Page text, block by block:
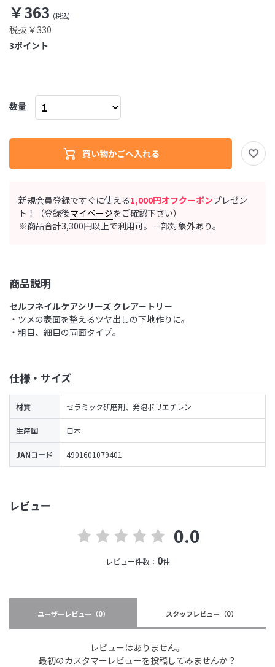
レビュー
0.0
レビュー件数： 0件
ユーザーレビュー （0） スタッフレビュー （0）
レビューはありません。
最初のカスタマーレビューを投稿してみませんか？
新規会員登録ですぐに使える1,000円オフクーポンプレゼン
ト！（登録後マイページをご確認下さい）
※商品合計3,300円以上で利用可。一部対象外あり。
商品説明
セルフネイルケアシリーズ クレアートリー
・ツメの表面を整えるツヤ出しの下地作りに。
・粗目、細目の両面タイプ。
仕様・サイズ
材質 セラミック研磨剤、発泡ポリエチレン
生産国 日本
JANコード 4901601079401
￥363
税抜 ￥330
ポイント
3
数量